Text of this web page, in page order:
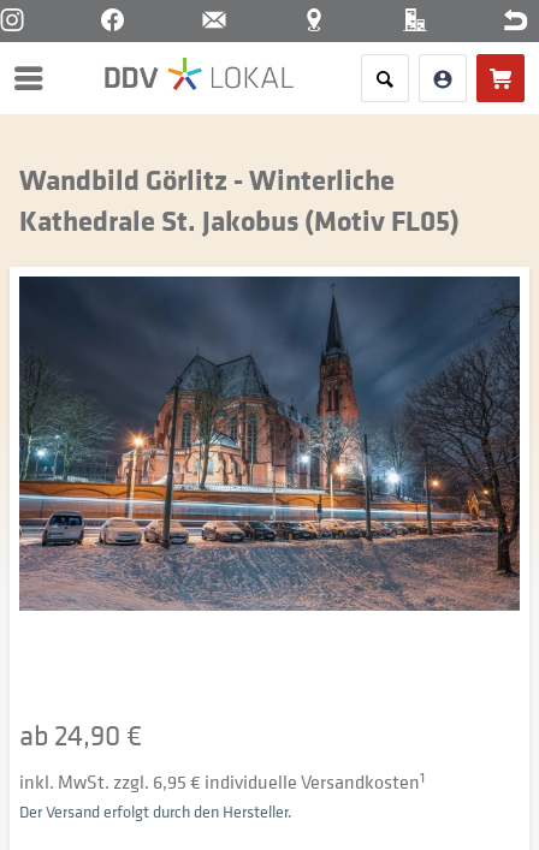
Menü
Wandbild Görlitz - Winterliche
Kathedrale St. Jakobus (Motiv FL05)
ab 24,90 €
inkl. MwSt. zzgl. 6,95 € individuelle Versandkosten1
Der Versand erfolgt durch den Hersteller.